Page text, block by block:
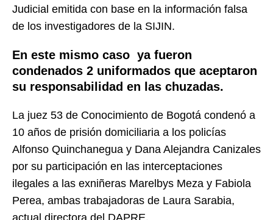
Judicial emitida con base en la información falsa
de los investigadores de la SIJIN.
En este mismo caso ya fueron
condenados 2 uniformados que aceptaron
su responsabilidad en las chuzadas.
La juez 53 de Conocimiento de Bogotá condenó a
10 años de prisión domiciliaria a los policías
Alfonso Quinchanegua y Dana Alejandra Canizales
por su participación en las interceptaciones
ilegales a las exniñeras Marelbys Meza y Fabiola
Perea, ambas trabajadoras de Laura Sarabia,
actual directora del DAPRE.